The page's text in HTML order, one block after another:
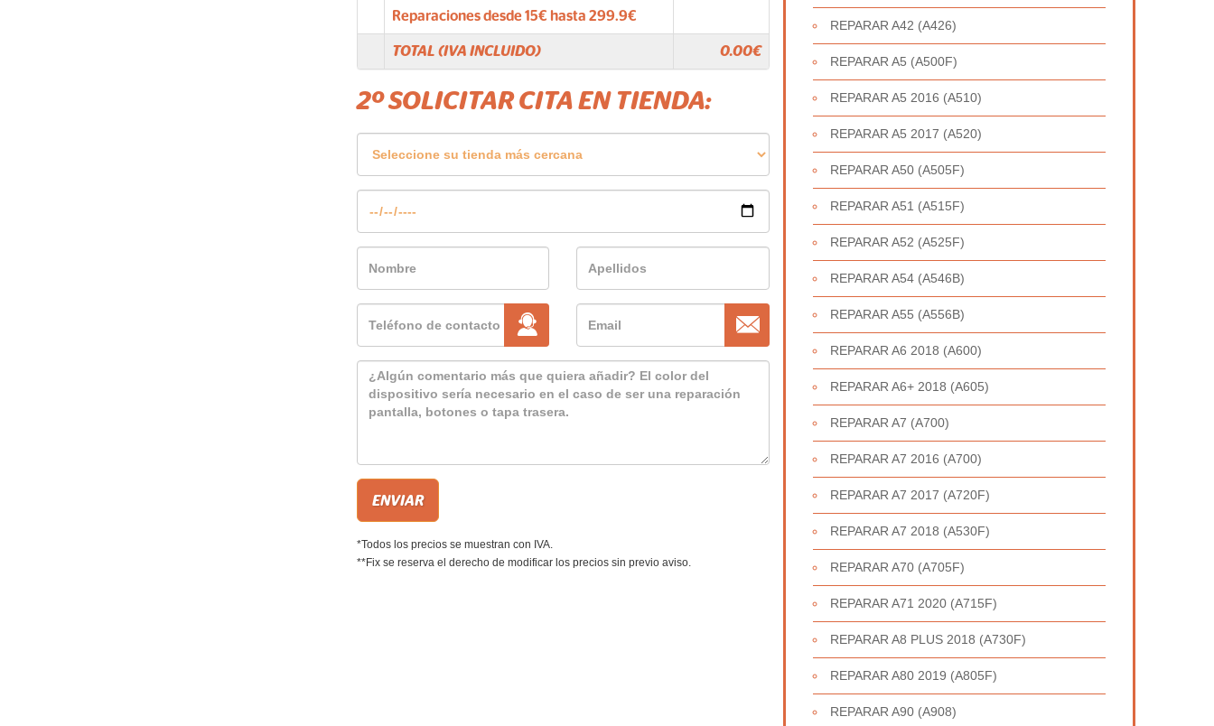
Reparaciones desde15€ hasta 299.9€
TOTAL (IVA INCLUIDO) 0.00€
2º SOLICITAR CITA EN TIENDA:
*Todos los precios se muestran con IVA.
**Fix se reserva el derecho de modificar los precios sin previo aviso.
REPARAR A42 (A426)
REPARAR A5 (A500F)
REPARAR A5 2016 (A510)
REPARAR A5 2017 (A520)
REPARAR A50 (A505F)
REPARAR A51 (A515F)
REPARAR A52 (A525F)
REPARAR A54 (A546B)
REPARAR A55 (A556B)
REPARAR A6 2018 (A600)
REPARAR A6+ 2018 (A605)
REPARAR A7 (A700)
REPARAR A7 2016 (A700)
REPARAR A7 2017 (A720F)
REPARAR A7 2018 (A530F)
REPARAR A70 (A705F)
REPARAR A71 2020 (A715F)
REPARAR A8 PLUS 2018 (A730F)
REPARAR A80 2019 (A805F)
REPARAR A90 (A908)